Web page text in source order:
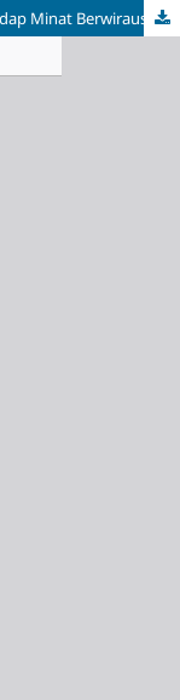
Pengaruh Pendidikan Kewirausahaan terhadap Minat Berwirausaha Mahasiswa: Studi Kasus Mata Kuliah Technopreneurship dan Inovasi